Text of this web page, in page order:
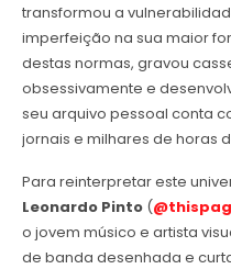
transformou a
imperfeição na sua maior
destas normas, gravou
obsessivamente e
seu arquivo pessoal conta
jornais e milhares de horas
Para reinterpretar este
Leonardo Pinto(
o jovem músico e artista
de banda desenhada e